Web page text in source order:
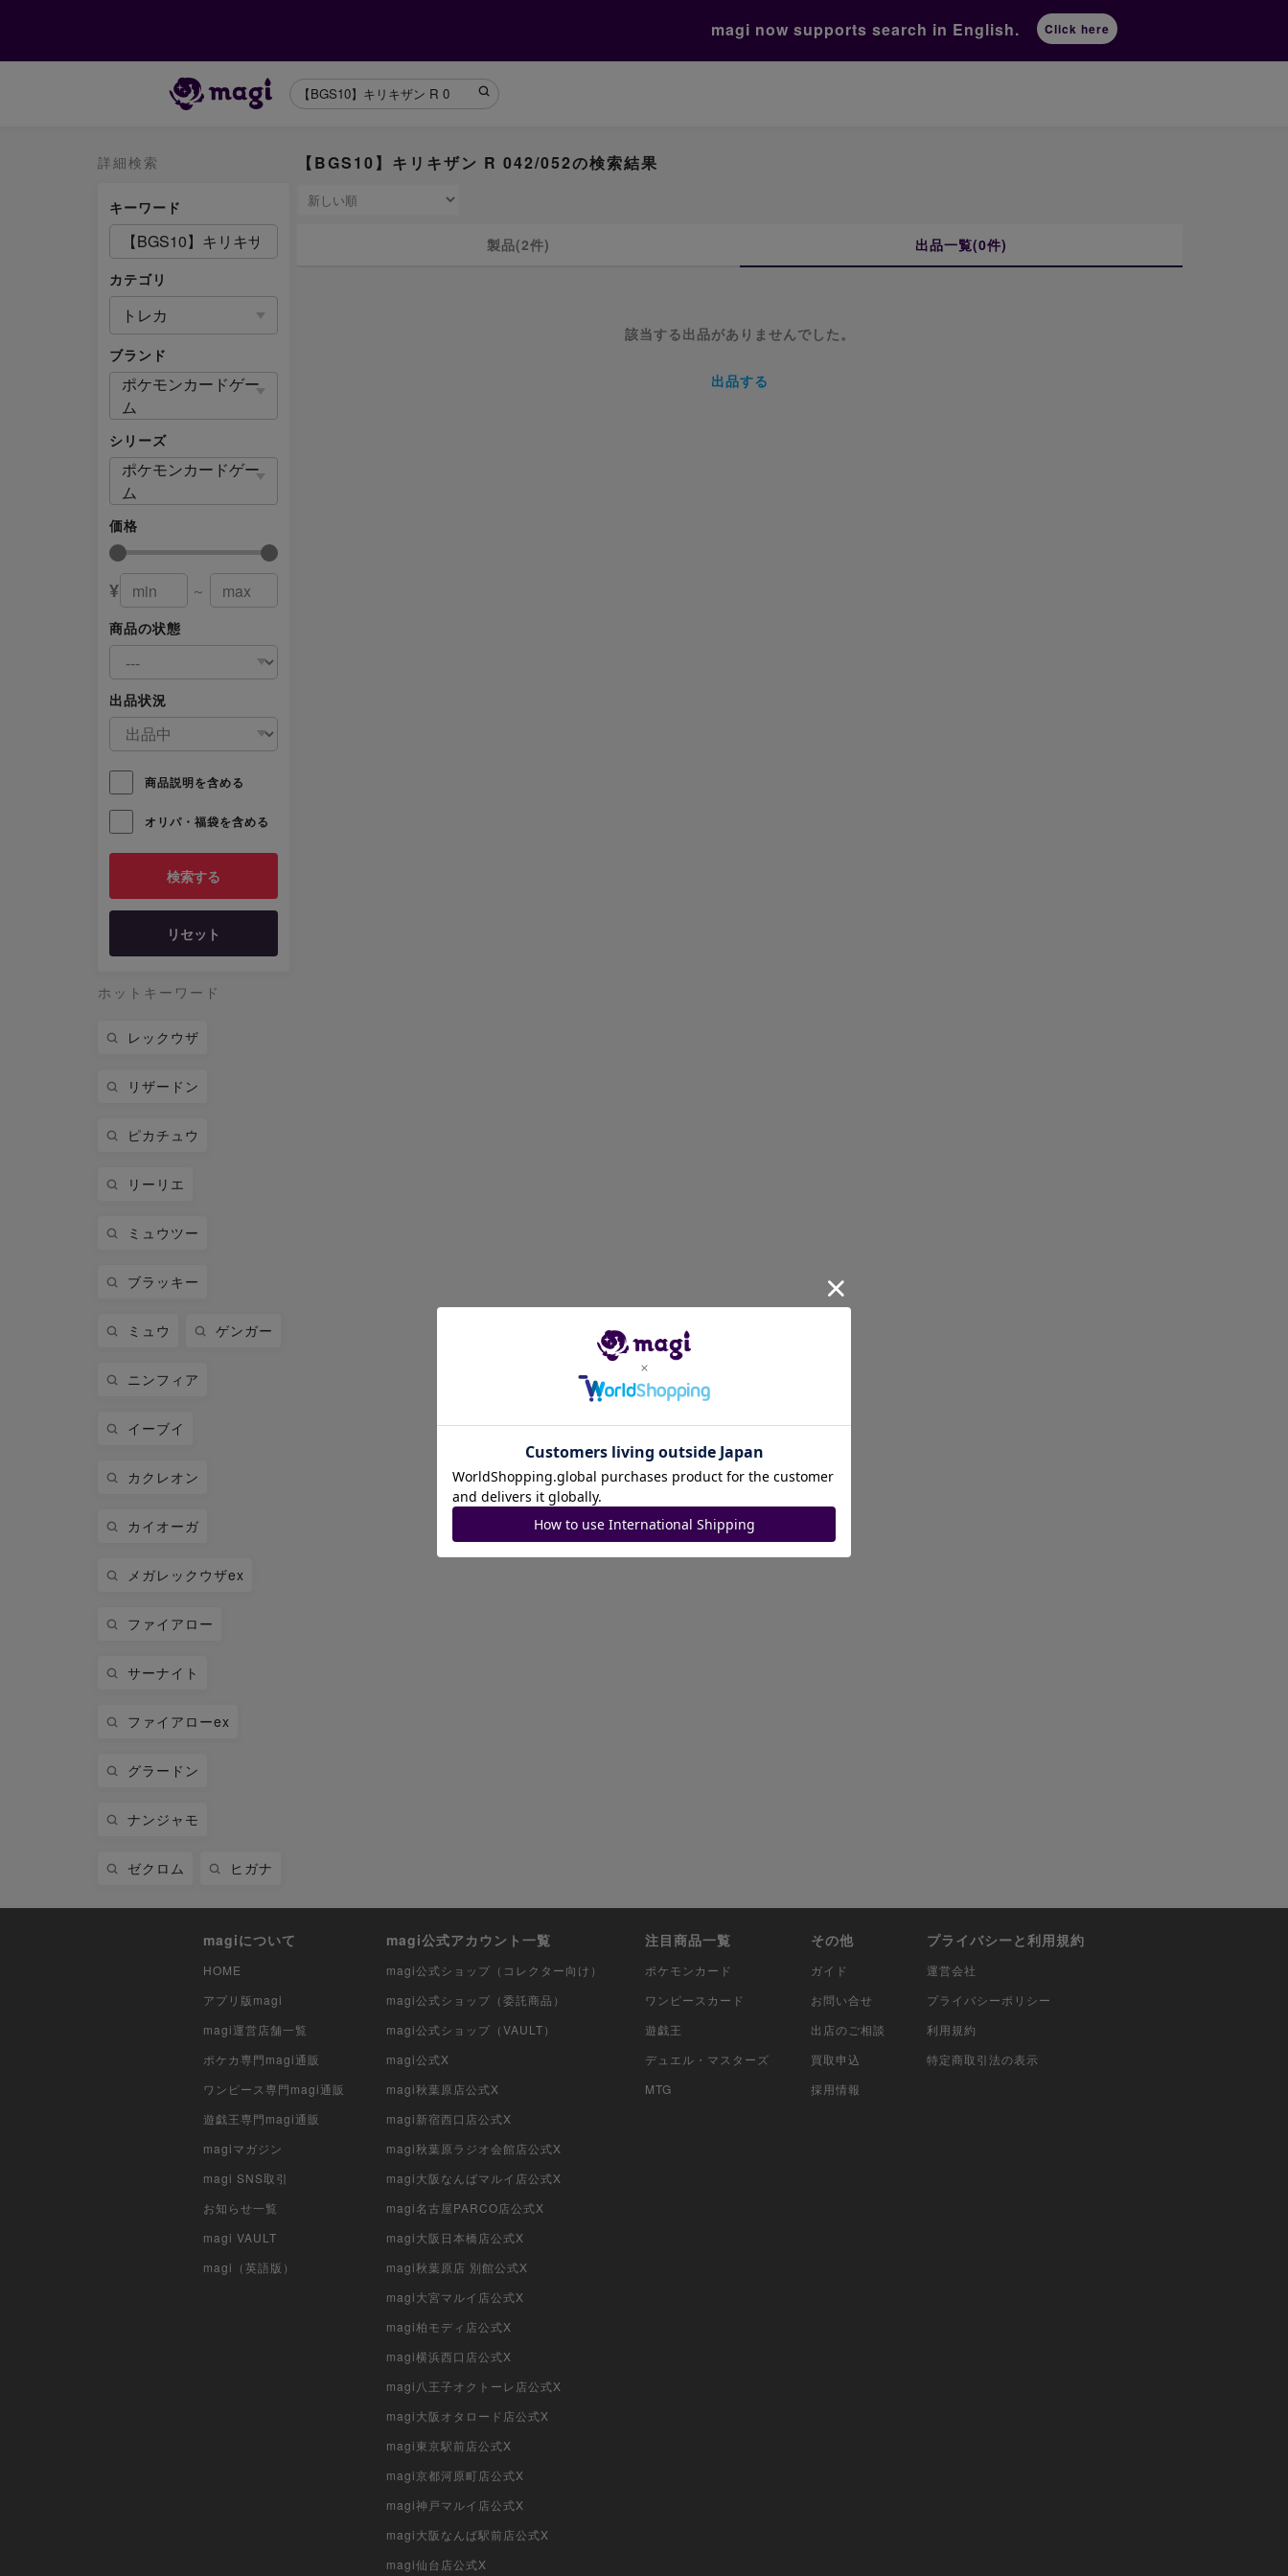
magi now supports search in English. Click here
詳細検索
キーワード
カテゴリ
トレカ
ブランド
ポケモンカードゲー
ム
シリーズ
ポケモンカードゲー
ム
価格
¥
～
商品の状態
出品状況
商品説明を含める
オリパ・福袋を含める
リセット
ホットキーワード
レックウザ
リザードン
ピカチュウ
リーリエ
ミュウツー
ブラッキー
ミュウ ゲンガー
ニンフィア
イーブイ
カクレオン
カイオーガ
メガレックウザex
ファイアロー
サーナイト
ファイアローex
グラードン
ナンジャモ
ゼクロム ヒガナ
【BGS10】キリキザン R 042/052の検索結果
製品(2件) 出品一覧(0件)
該当する出品がありませんでした。
出品する
magiについて
HOME
アプリ版magi
magi運営店舗一覧
ポケカ専門magi通販
ワンピース専門magi通販
遊戯王専門magi通販
magiマガジン
magi SNS取引
お知らせ一覧
magi VAULT
magi（英語版）
magi公式アカウント一覧
magi公式ショップ（コレクター向け）
magi公式ショップ（委託商品）
magi公式ショップ（VAULT）
magi公式X
magi秋葉原店公式X
magi新宿西口店公式X
magi秋葉原ラジオ会館店公式X
magi大阪なんばマルイ店公式X
magi名古屋PARCO店公式X
magi大阪日本橋店公式X
magi秋葉原店 別館公式X
magi大宮マルイ店公式X
magi柏モディ店公式X
magi横浜西口店公式X
magi八王子オクトーレ店公式X
magi大阪オタロード店公式X
magi東京駅前店公式X
magi京都河原町店公式X
magi神戸マルイ店公式X
magi大阪なんば駅前店公式X
magi仙台店公式X
注目商品一覧
ポケモンカード
ワンピースカード
遊戯王
デュエル・マスターズ
MTG
その他
ガイド
お問い合せ
出店のご相談
買取申込
採用情報
プライバシーと利用規約
運営会社
プライバシーポリシー
利用規約
特定商取引法の表示